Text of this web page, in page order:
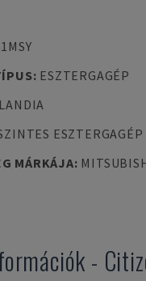
: ESZTERGAGÉP
ESZTERGAGÉP
MÁRKÁJA:
-